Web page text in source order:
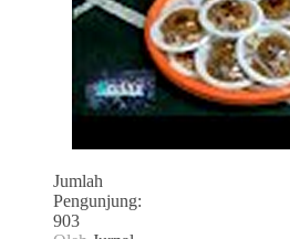
Jumlah
Pengunjung:
903